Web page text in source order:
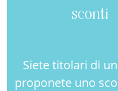
sconti
Siete titolari di
proponete uno